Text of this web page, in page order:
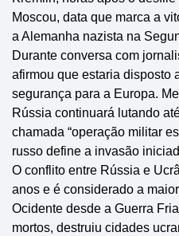
Moscou, data que marca a
a Alemanha nazista na
Durante conversa com
afirmou que estaria disposto
segurança para a Europa.
Rússia continuará lutando
chamada “operação militar
russo define a invasão
O conflito entre Rússia e
anos e é considerado a
Ocidente desde a Guerra
mortos, destruiu cidades